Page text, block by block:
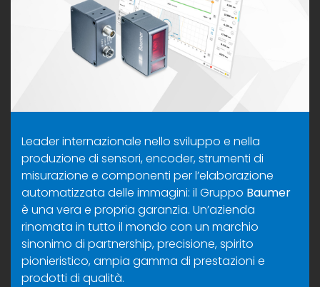
Leader internazionale nello sviluppo e nella
produzione di sensori, encoder, strumenti di
misurazione e componenti per l’elaborazione
automatizzata delle immagini: il Gruppo Baumer
è una vera e propria garanzia. Un’azienda
rinomata in tutto il mondo con un marchio
sinonimo di partnership, precisione, spirito
pionieristico, ampia gamma di prestazioni e
prodotti di qualità.